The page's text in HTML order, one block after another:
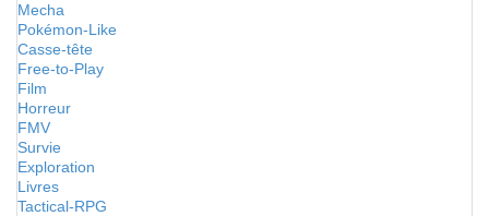
Mecha
Pokémon-Like
Casse-tête
Free-to-Play
Film
Horreur
FMV
Survie
Exploration
Livres
Tactical-RPG